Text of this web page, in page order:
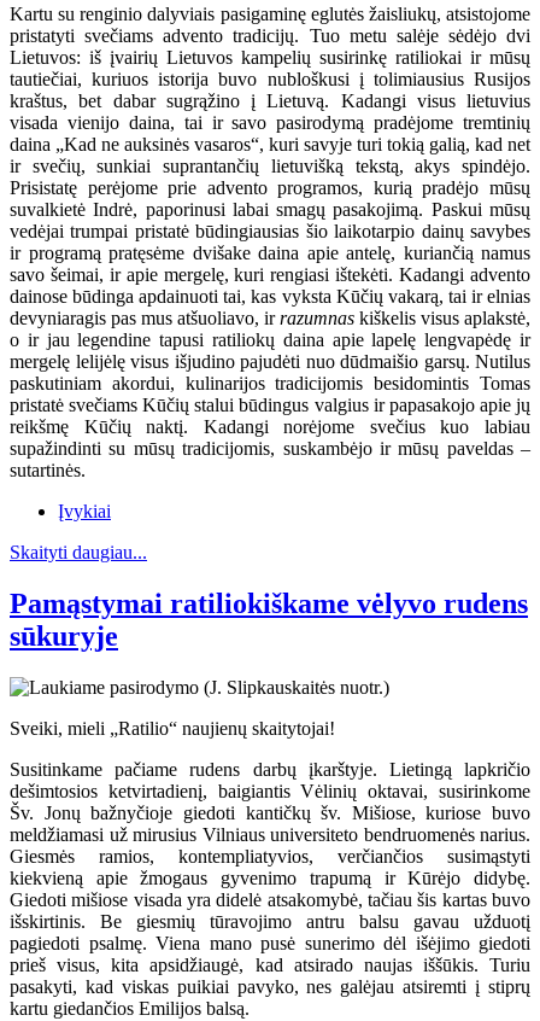
Kartu su renginio dalyviais pasigaminę eglutės žaisliukų, atsistojome
pristatyti svečiams advento tradicijų. Tuo metu salėje sėdėjo dvi
Lietuvos: iš įvairių Lietuvos kampelių susirinkę ratiliokai ir mūsų
tautiečiai, kuriuos istorija buvo nubloškusi į tolimiausius Rusijos
kraštus, bet dabar sugrąžino į Lietuvą. Kadangi visus lietuvius
visada vienijo daina, tai ir savo pasirodymą pradėjome tremtinių
daina „Kad ne auksinės vasaros“, kuri savyje turi tokią galią, kad net
ir svečių, sunkiai suprantančių lietuvišką tekstą, akys spindėjo.
Prisistatę perėjome prie advento programos, kurią pradėjo mūsų
suvalkietė Indrė, paporinusi labai smagų pasakojimą. Paskui mūsų
vedėjai trumpai pristatė būdingiausias šio laikotarpio dainų savybes
ir programą pratęsėme dvišake daina apie antelę, kuriančią namus
savo šeimai, ir apie mergelę, kuri rengiasi ištekėti. Kadangi advento
dainose būdinga apdainuoti tai, kas vyksta Kūčių vakarą, tai ir elnias
devyniaragis pas mus atšuoliavo, irrazumnas kiškelis visus aplakstė,
o ir jau legendine tapusi ratiliokų daina apie lapelę lengvapėdę ir
mergelę lelijėlę visus išjudino pajudėti nuo dūdmaišio garsų. Nutilus
paskutiniam akordui, kulinarijos tradicijomis besidomintis Tomas
pristatė svečiams Kūčių stalui būdingus valgius ir papasakojo apie jų
reikšmę Kūčių naktį. Kadangi norėjome svečius kuo labiau
supažindinti su mūsų tradicijomis, suskambėjo ir mūsų paveldas –
sutartinės.
Įvykiai
Skaityti daugiau...
Pamąstymai ratiliokiškame vėlyvo rudens
sūkuryje
Sveiki, mieli „Ratilio“ naujienų skaitytojai!
Susitinkame pačiame rudens darbų įkarštyje. Lietingą lapkričio
dešimtosios ketvirtadienį, baigiantis Vėlinių oktavai, susirinkome
Šv. Jonų bažnyčioje giedoti kantičkų šv. Mišiose, kuriose buvo
meldžiamasi už mirusius Vilniaus universiteto bendruomenės narius.
Giesmės ramios, kontempliatyvios, verčiančios susimąstyti
kiekvieną apie žmogaus gyvenimo trapumą ir Kūrėjo didybę.
Giedoti mišiose visada yra didelė atsakomybė, tačiau šis kartas buvo
išskirtinis. Be giesmių tūravojimo antru balsu gavau užduotį
pagiedoti psalmę. Viena mano pusė sunerimo dėl išėjimo giedoti
prieš visus, kita apsidžiaugė, kad atsirado naujas iššūkis. Turiu
pasakyti, kad viskas puikiai pavyko, nes galėjau atsiremti į stiprų
kartu giedančios Emilijos balsą.